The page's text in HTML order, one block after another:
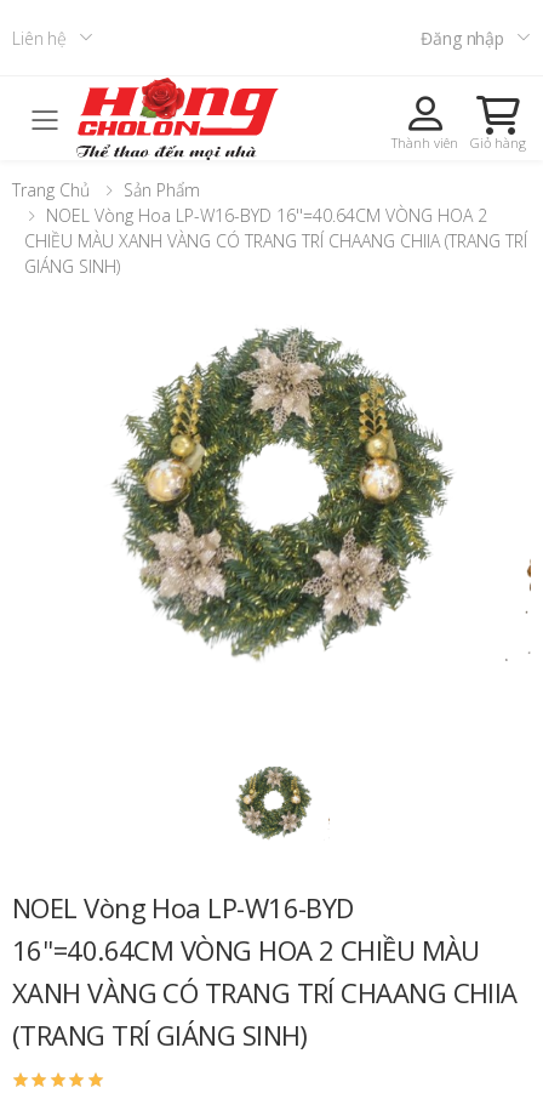
Liên hệ Đăng nhập
Toggle mobile menu Thành viên Giỏ hàng
Trang Chủ
Sản Phẩm
NOEL Vòng Hoa LP-W16-BYD 16''=40.64CM VÒNG HOA 2
CHIỀU MÀU XANH VÀNG CÓ TRANG TRÍ CHAANG CHIIA (TRANG TRÍ
GIÁNG SINH)
NOEL Vòng Hoa LP-W16-BYD
16''=40.64CM VÒNG HOA 2 CHIỀU MÀU
XANH VÀNG CÓ TRANG TRÍ CHAANG CHIIA
(TRANG TRÍ GIÁNG SINH)